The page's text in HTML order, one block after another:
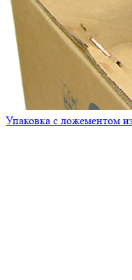
Упаковка с ложементом